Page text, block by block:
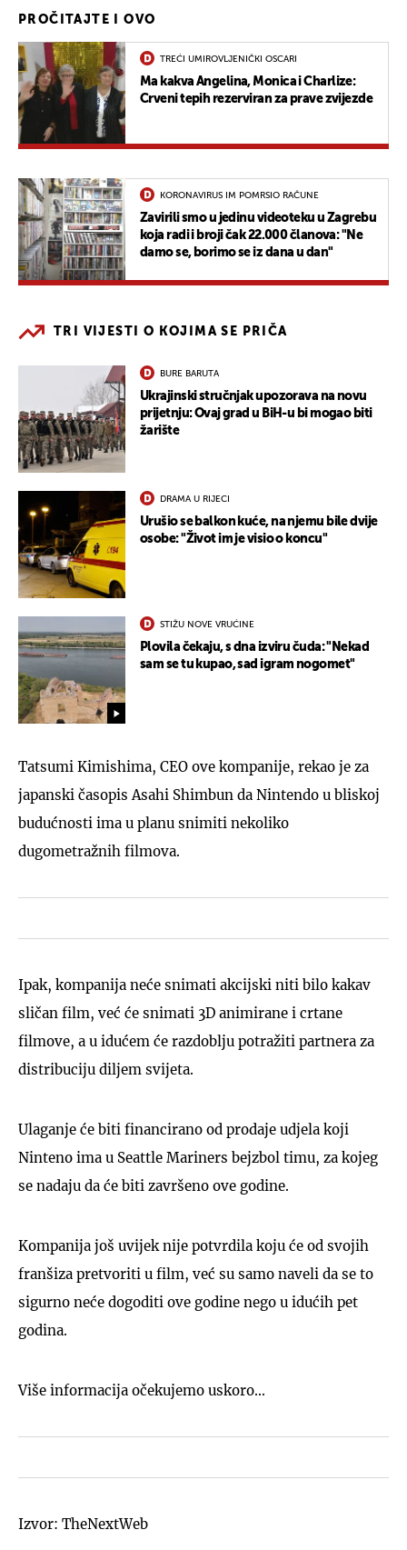
PROČITAJTE I OVO
TREĆI UMIROVLJENIČKI OSCARI
Ma kakva Angelina, Monica i Charlize:
Crveni tepih rezerviran za prave zvijezde
KORONAVIRUS IM POMRSIO RAČUNE
Zavirili smo u jedinu videoteku u Zagrebu
koja radi i broji čak 22.000 članova: "Ne
damo se, borimo se iz dana u dan"
TRI VIJESTI O KOJIMA SE PRIČA
BURE BARUTA
Ukrajinski stručnjak upozorava na novu
prijetnju: Ovaj grad u BiH-u bi mogao biti
žarište
DRAMA U RIJECI
Urušio se balkon kuće, na njemu bile dvije
osobe: "Život im je visio o koncu"
STIŽU NOVE VRUĆINE
Plovila čekaju, s dna izviru čuda: "Nekad
sam se tu kupao, sad igram nogomet"
Tatsumi Kimishima, CEO ove kompanije, rekao je za
japanski časopis Asahi Shimbun da Nintendo u bliskoj
budućnosti ima u planu snimiti nekoliko
dugometražnih filmova.
Ipak, kompanija neće snimati akcijski niti bilo kakav
sličan film, već će snimati 3D animirane i crtane
filmove, a u idućem će razdoblju potražiti partnera za
distribuciju diljem svijeta.
Ulaganje će biti financirano od prodaje udjela koji
Ninteno ima u Seattle Mariners bejzbol timu, za kojeg
se nadaju da će biti završeno ove godine.
Kompanija još uvijek nije potvrdila koju će od svojih
franšiza pretvoriti u film, već su samo naveli da se to
sigurno neće dogoditi ove godine nego u idućih pet
godina.
Više informacija očekujemo uskoro...
Izvor: TheNextWeb